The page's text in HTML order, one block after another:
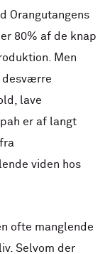
Orangutangens
80% af de knap
Men
desværre
lave
er af langt
viden hos
ofte manglende
Selvom der